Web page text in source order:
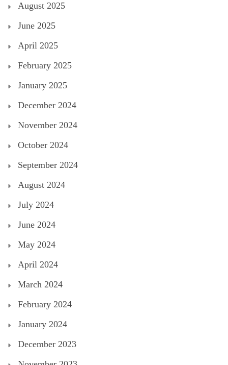
August 2025
June 2025
April 2025
February 2025
January 2025
December 2024
November 2024
October 2024
September 2024
August 2024
July 2024
June 2024
May 2024
April 2024
March 2024
February 2024
January 2024
December 2023